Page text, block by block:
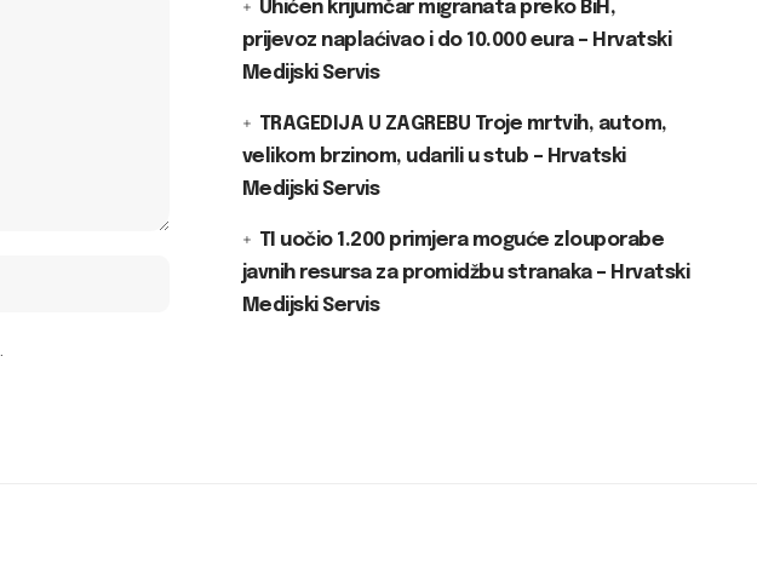
Uhićen krijumčar migranata preko BiH,
prijevoz naplaćivao i do 10.000 eura – Hrvatski
Medijski Servis
TRAGEDIJA U ZAGREBU Troje mrtvih, autom,
velikom brzinom, udarili u stub – Hrvatski
Medijski Servis
TI uočio 1.200 primjera moguće zlouporabe
javnih resursa za promidžbu stranaka – Hrvatski
Medijski Servis